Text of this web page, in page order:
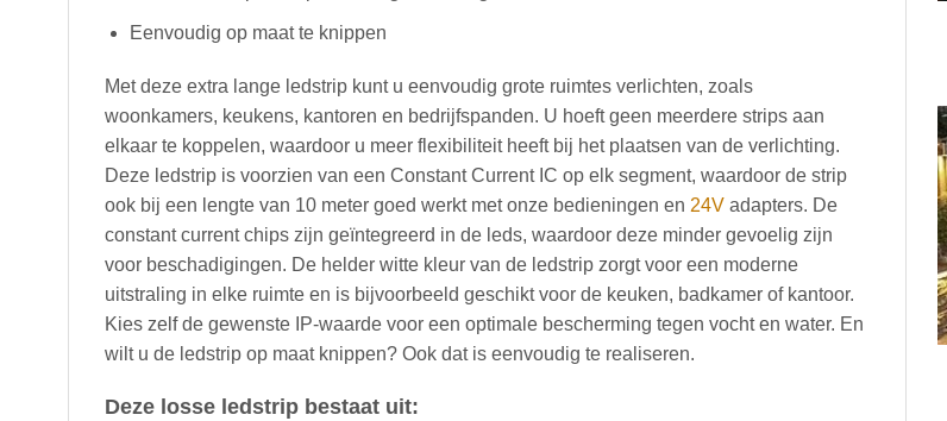
Eenvoudig op maat te knippen
Met deze extra lange ledstrip kunt u eenvoudig grote ruimtes verlichten, zoals
woonkamers, keukens, kantoren en bedrijfspanden. U hoeft geen meerdere strips aan
elkaar te koppelen, waardoor u meer flexibiliteit heeft bij het plaatsen van de verlichting.
Deze ledstrip is voorzien van een Constant Current IC op elk segment, waardoor de strip
ook bij een lengte van 10 meter goed werkt met onze bedieningen en 24V adapters. De
constant current chips zijn geïntegreerd in de leds, waardoor deze minder gevoelig zijn
voor beschadigingen. De helder witte kleur van de ledstrip zorgt voor een moderne
uitstraling in elke ruimte en is bijvoorbeeld geschikt voor de keuken, badkamer of kantoor.
Kies zelf de gewenste IP-waarde voor een optimale bescherming tegen vocht en water. En
wilt u de ledstrip op maat knippen? Ook dat is eenvoudig te realiseren.
Deze losse ledstrip bestaat uit: